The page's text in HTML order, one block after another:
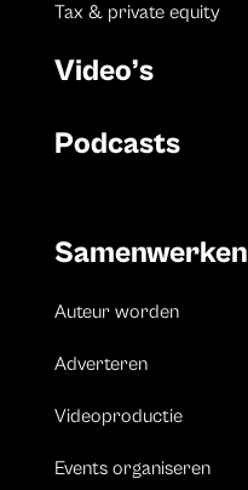
Tax & private equity
Video’s
Podcasts
Samenwerken
Auteur worden
Adverteren
Videoproductie
Events organiseren